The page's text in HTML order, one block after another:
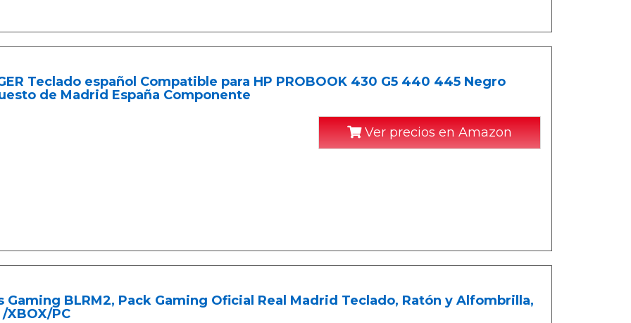
Teclado español Compatible para HP PROBOOK 430 G5 440 445 Negro
de Madrid España Componente
Ver precios en Amazon
Gaming BLRM2, Pack Gaming Oficial Real Madrid Teclado, Ratón y Alfombrilla,
XBOX/PC